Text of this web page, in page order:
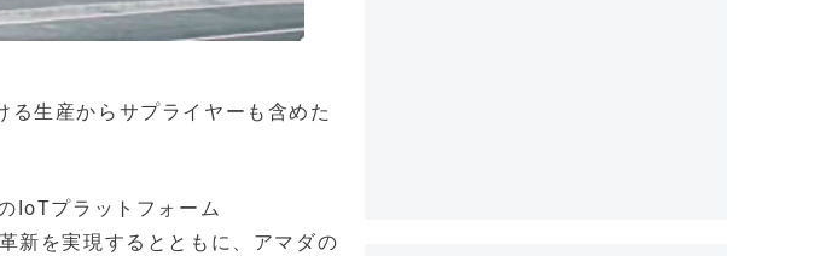
生産からサプライヤーも含めた
IoTプラットフォーム
新を実現するとともに、アマダの